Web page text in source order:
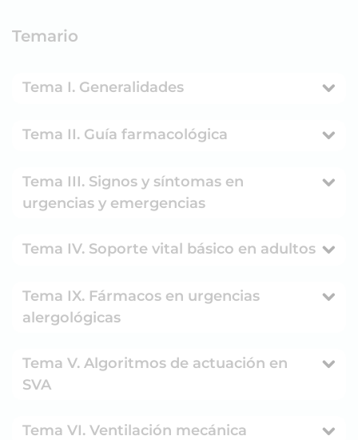
Temario
Tema I. Generalidades
Tema II. Guía farmacológica
Tema III. Signos y síntomas en
urgencias y emergencias
Tema IV. Soporte vital básico en adultos
Tema IX. Fármacos en urgencias
alergológicas
Tema V. Algoritmos de actuación en
SVA
Tema VI. Ventilación mecánica